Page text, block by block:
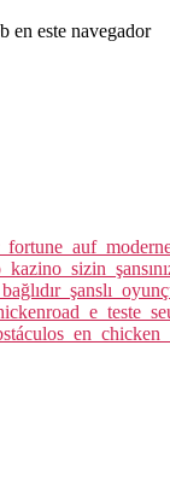
en este navegador